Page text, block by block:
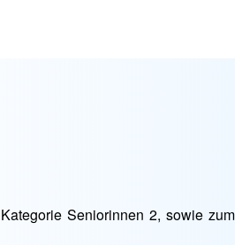
Seniorinnen 2, sowie zum